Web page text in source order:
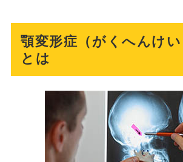
顎変形症（がくへんけい
とは